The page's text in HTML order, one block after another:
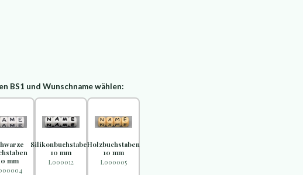
BS1 und Wunschname wählen:
mm
Silikonbuchstaben
10 mm
L000012
Holzbuchstaben
10 mm
L000005